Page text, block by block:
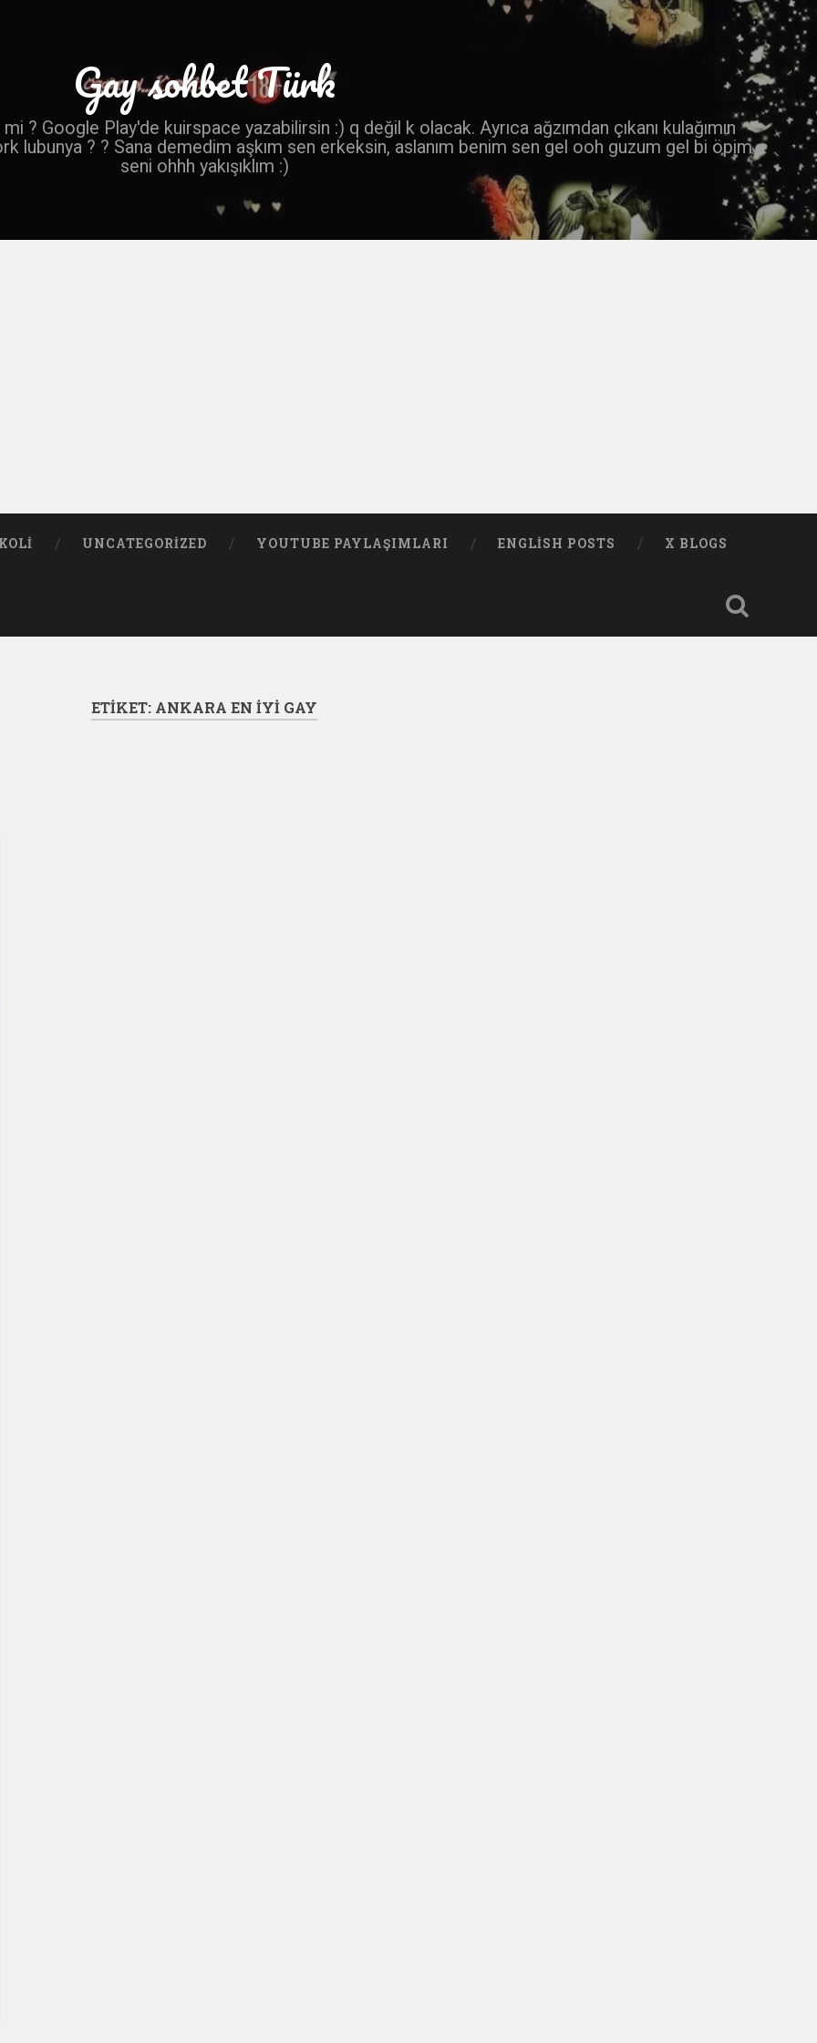
Gay sohbet Türk
? Google Play'de kuirspace yazabilirsin :) q değil k olacak. Ayrıca ağzımdan çıkanı kulağımın
lubunya ? ? Sana demedim aşkım sen erkeksin, aslanım benim sen gel ooh guzum gel bi öpim
seni ohhh yakışıklım :)
UNCATEGORIZED YOUTUBE PAYLAŞIMLARI ENGLISH POSTS X BLOGS
ETIKET: ANKARA EN IYI GAY